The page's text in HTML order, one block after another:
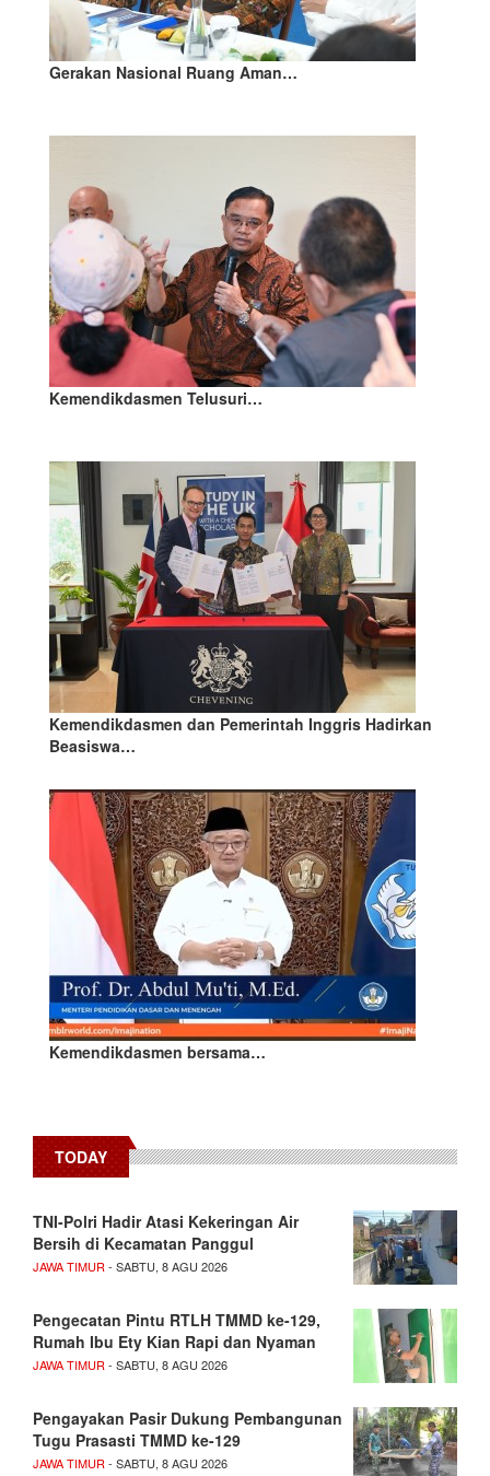
Gerakan Nasional Ruang Aman…
Kemendikdasmen Telusuri…
Kemendikdasmen dan Pemerintah Inggris Hadirkan
Beasiswa…
Kemendikdasmen bersama…
TODAY
TNI-Polri Hadir Atasi Kekeringan Air
Bersih di Kecamatan Panggul
JAWA TIMUR- SABTU, 8 AGU 2026
Pengecatan Pintu RTLH TMMD ke-129,
Rumah Ibu Ety Kian Rapi dan Nyaman
JAWA TIMUR- SABTU, 8 AGU 2026
Pengayakan Pasir Dukung Pembangunan
Tugu Prasasti TMMD ke-129
JAWA TIMUR- SABTU, 8 AGU 2026